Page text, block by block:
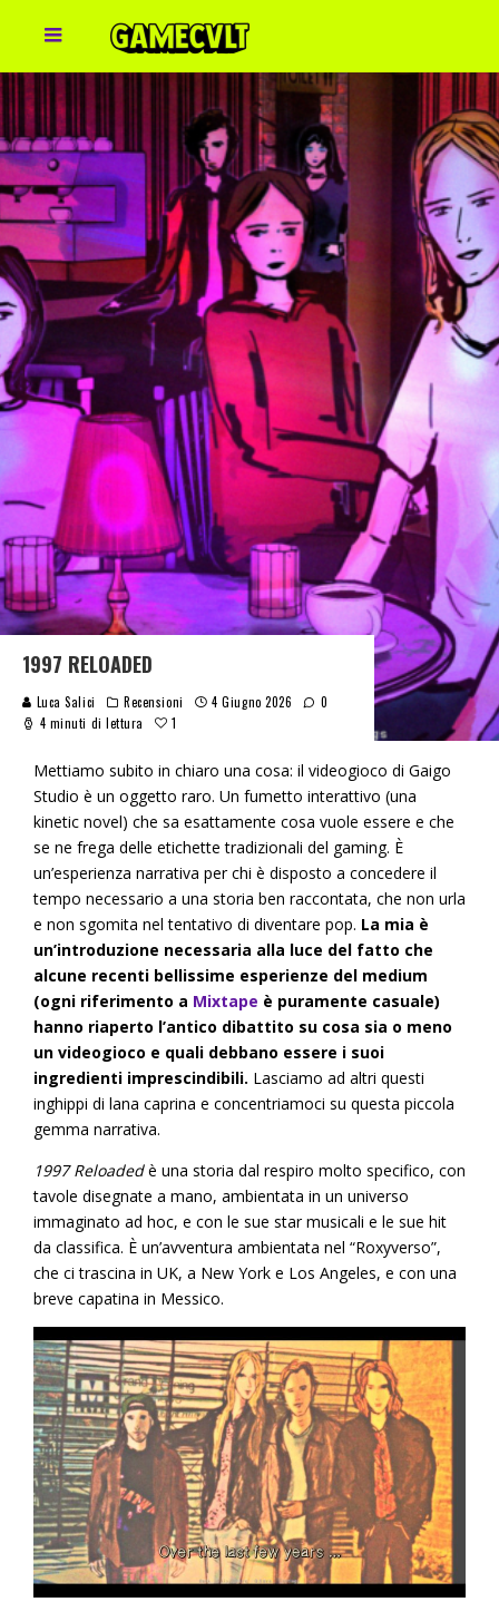
1997 RELOADED
Luca Salici Recensioni 4 Giugno 2026
0
4 minuti di lettura
1
Mettiamo subito in chiaro una cosa: il videogioco di Gaigo
Studio è un oggetto raro. Un fumetto interattivo (una
kinetic novel) che sa esattamente cosa vuole essere e che
se ne frega delle etichette tradizionali del gaming. È
un’esperienza narrativa per chi è disposto a concedere il
tempo necessario a una storia ben raccontata, che non urla
e non sgomita nel tentativo di diventare pop. La mia è
un’introduzione necessaria alla luce del fatto che
alcune recenti bellissime esperienze del medium
(ogni riferimento a Mixtape è puramente casuale)
hanno riaperto l’antico dibattito su cosa sia o meno
un videogioco e quali debbano essere i suoi
ingredienti imprescindibili. Lasciamo ad altri questi
inghippi di lana caprina e concentriamoci su questa piccola
gemma narrativa.
1997 Reloadedè una storia dal respiro molto specifico, con
tavole disegnate a mano, ambientata in un universo
immaginato ad hoc, e con le sue star musicali e le sue hit
da classifica. È un’avventura ambientata nel “Roxyverso”,
che ci trascina in UK, a New York e Los Angeles, e con una
breve capatina in Messico.